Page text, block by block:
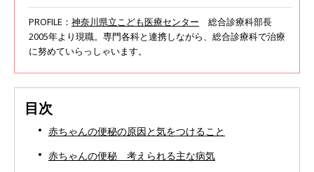
PROFILE： 神奈川県立こども医療センター 総合診療科部長
2005年より現職。専門各科と連携しながら、総合診療科で治療
に努めていらっしゃいます。
目次
赤ちゃんの便秘の原因と気をつけること
赤ちゃんの便秘 考えられる主な病気